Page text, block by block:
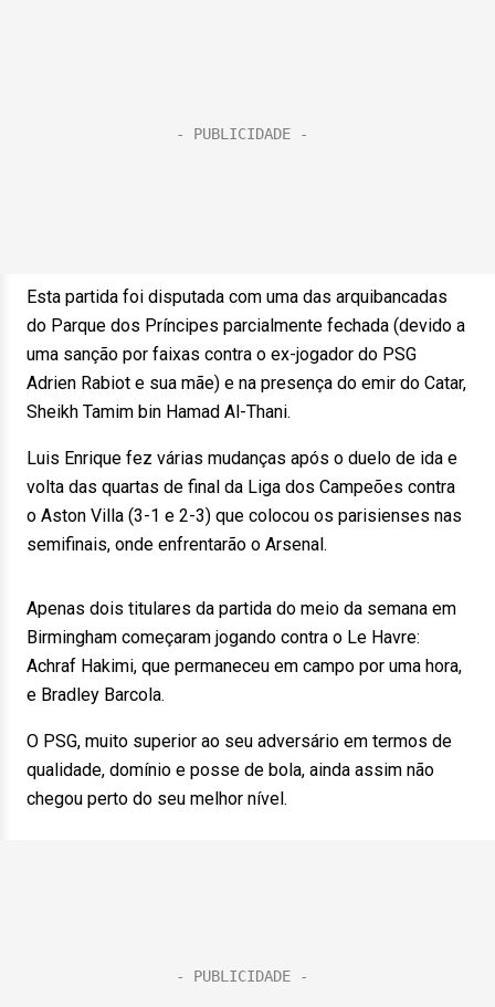
Esta partida foi disputada com uma das arquibancadas
do Parque dos Príncipes parcialmente fechada (devido a
uma sanção por faixas contra o ex-jogador do PSG
Adrien Rabiot e sua mãe) e na presença do emir do Catar,
Sheikh Tamim bin Hamad Al-Thani.
Luis Enrique fez várias mudanças após o duelo de ida e
volta das quartas de final da Liga dos Campeões contra
o Aston Villa (3-1 e 2-3) que colocou os parisienses nas
semifinais, onde enfrentarão o Arsenal.
Apenas dois titulares da partida do meio da semana em
Birmingham começaram jogando contra o Le Havre:
Achraf Hakimi, que permaneceu em campo por uma hora,
e Bradley Barcola.
O PSG, muito superior ao seu adversário em termos de
qualidade, domínio e posse de bola, ainda assim não
chegou perto do seu melhor nível.